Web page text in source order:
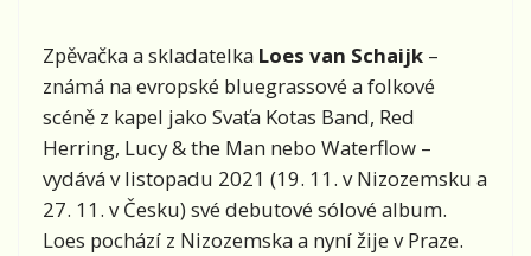
Zpěvačka a skladatelka Loes van Schaijk –
známá na evropské bluegrassové a folkové
scéně z kapel jako Svaťa Kotas Band, Red
Herring, Lucy & the Man nebo Waterflow –
vydává v listopadu 2021 (19. 11. v Nizozemsku a
27. 11. v Česku) své debutové sólové album.
Loes pochází z Nizozemska a nyní žije v Praze.